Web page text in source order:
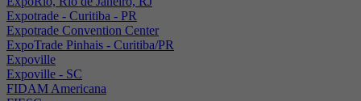
Expotrade - Curitiba - PR
Expotrade Convention Center
ExpoTrade Pinhais - Curitiba/PR
Expoville
Expoville - SC
FIDAM Americana